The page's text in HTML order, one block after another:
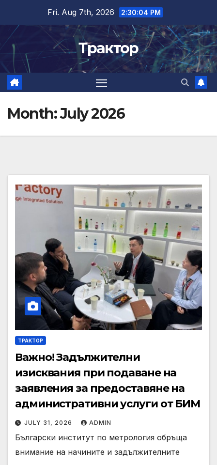
content
Fri. Aug 7th, 2026 2:30:06 PM
Трактор
Month:July 2026
ТРАКТОР
Важно! Задължителни
изисквания при подаване на
заявления за предоставяне на
административни услуги от БИМ
JULY 31, 2026 ADMIN
Български институт по метрология обръща
внимание на начините и задължителните